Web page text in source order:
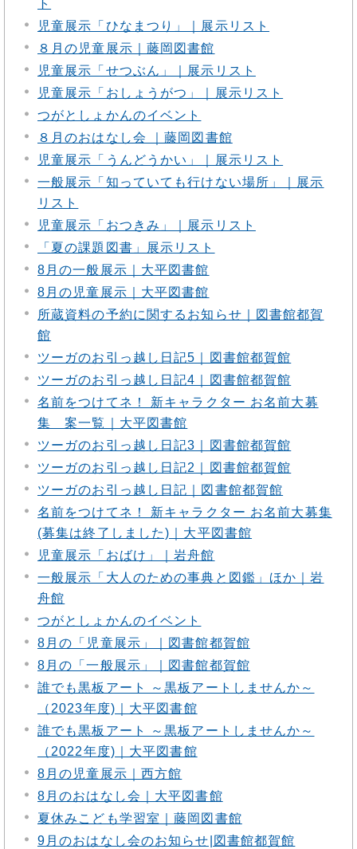
ト
児童展示「ひなまつり」｜展示リスト
８月の児童展示｜藤岡図書館
児童展示「せつぶん」｜展示リスト
児童展示「おしょうがつ」｜展示リスト
つがとしょかんのイベント
８月のおはなし会 ｜藤岡図書館
児童展示「うんどうかい」｜展示リスト
一般展示「知っていても行けない場所」｜展示
リスト
児童展示「おつきみ」｜展示リスト
「夏の課題図書」展示リスト
8月の一般展示｜大平図書館
8月の児童展示｜大平図書館
所蔵資料の予約に関するお知らせ｜図書館都賀
館
ツーガのお引っ越し日記5｜図書館都賀館
ツーガのお引っ越し日記4｜図書館都賀館
名前をつけてネ！ 新キャラクター お名前大募
集 案一覧｜大平図書館
ツーガのお引っ越し日記3｜図書館都賀館
ツーガのお引っ越し日記2｜図書館都賀館
ツーガのお引っ越し日記｜図書館都賀館
名前をつけてネ！ 新キャラクター お名前大募集
(募集は終了しました)｜大平図書館
児童展示「おばけ」｜岩舟館
一般展示「大人のための事典と図鑑」ほか｜岩
舟館
つがとしょかんのイベント
8月の「児童展示」｜図書館都賀館
8月の「一般展示」｜図書館都賀館
誰でも黒板アート ～黒板アートしませんか～
（2023年度)｜大平図書館
誰でも黒板アート ～黒板アートしませんか～
（2022年度)｜大平図書館
8月の児童展示｜西方館
8月のおはなし会｜大平図書館
夏休みこども学習室｜藤岡図書館
9月のおはなし会のお知らせ|図書館都賀館